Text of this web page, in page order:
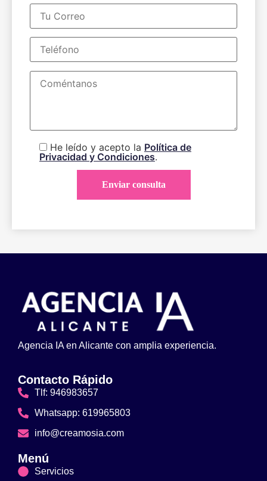
He leído y acepto la Política de
Privacidad y Condiciones.
Agencia IA en Alicante con amplia experiencia.
Contacto Rápido
Tlf: 946983657
Whatsapp: 619965803
info@creamosia.com
Menú
Servicios